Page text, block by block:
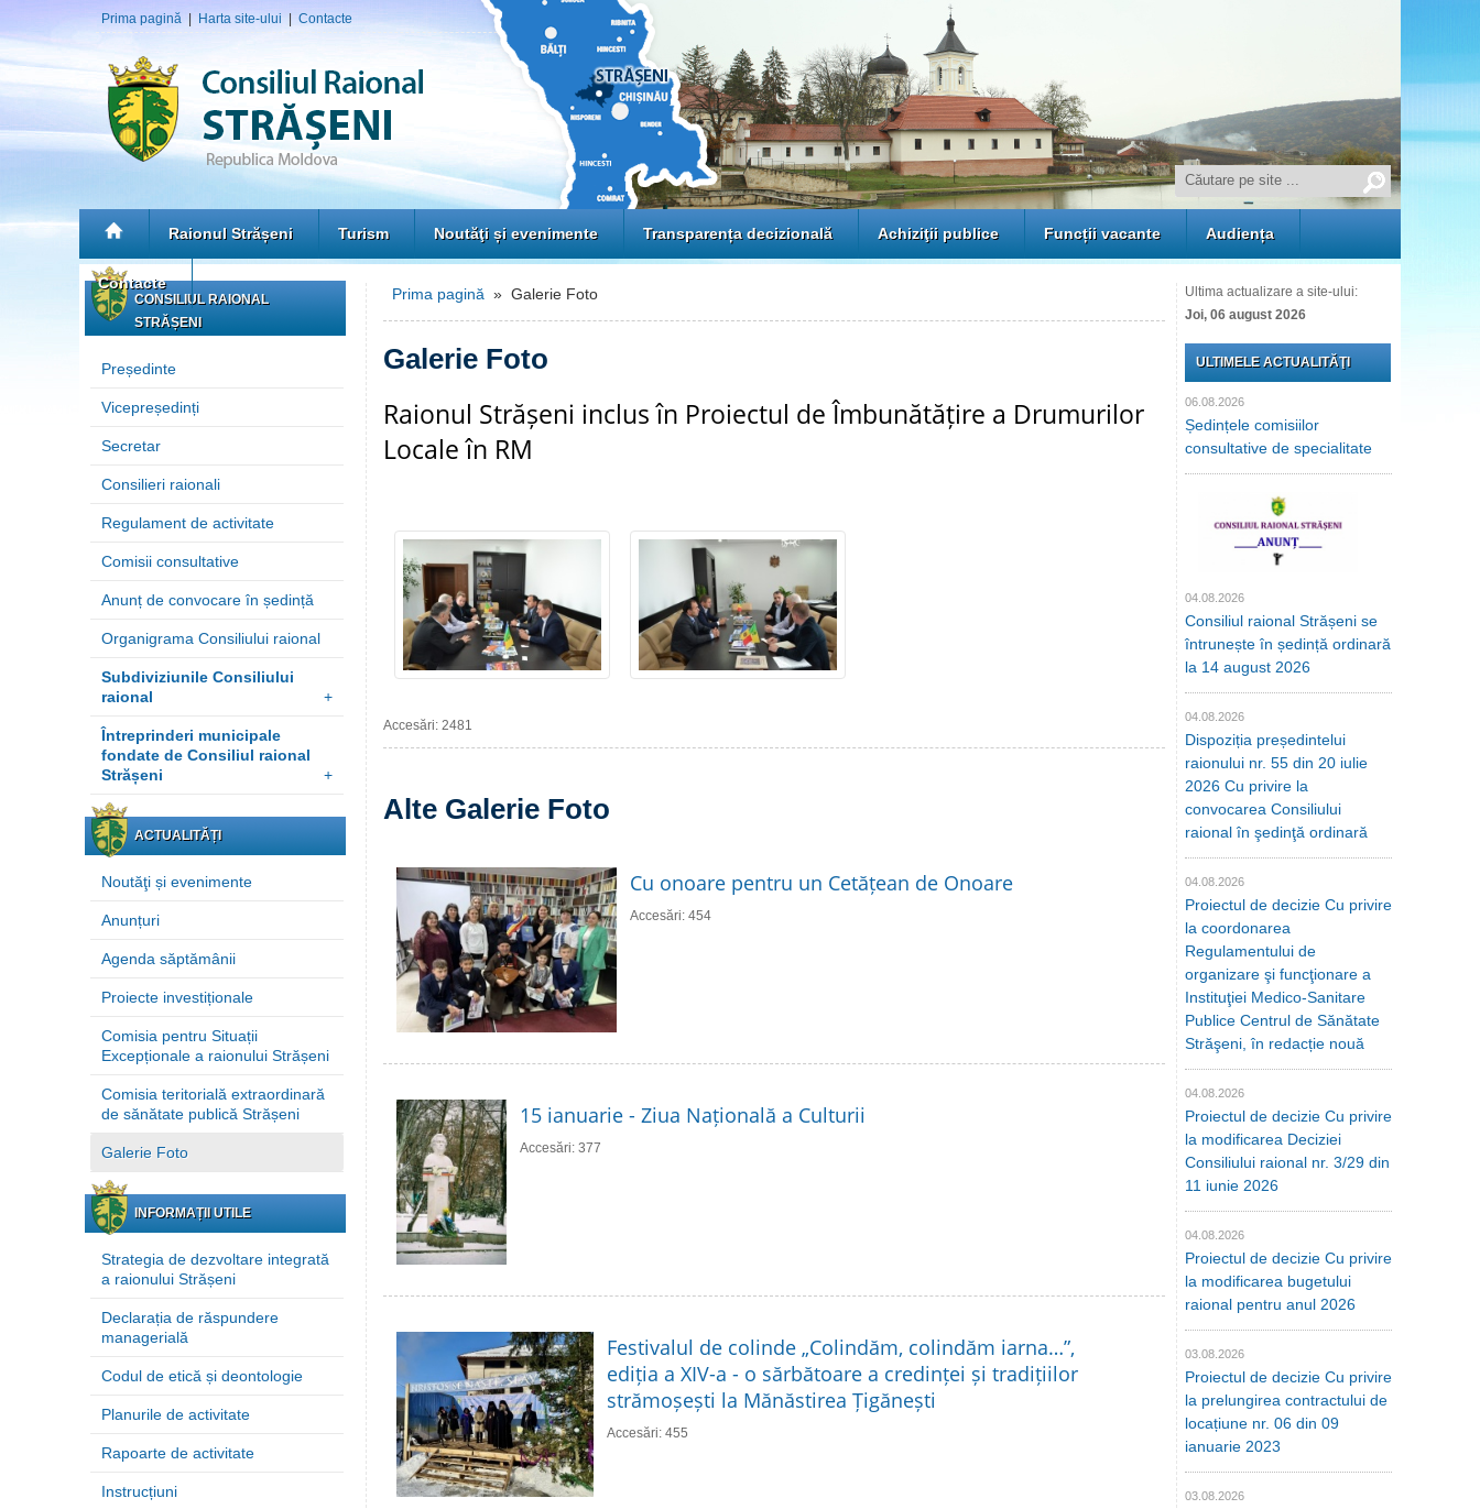
Prima pagină Harta site-ului Contacte
Raionul Strășeni Turism Noutăţi și evenimente Transparența decizională Achiziţii publice Funcții vacante Audiența
Contacte
CONSILIUL RAIONAL
STRĂȘENI
Președinte
Vicepreședinți
Secretar
Consilieri raionali
Regulament de activitate
Comisii consultative
Anunț de convocare în ședință
Organigrama Consiliului raional
Subdiviziunile Consiliului
raional
+
Întreprinderi municipale
fondate de Consiliul raional
Strășeni
+
ACTUALITĂȚI
Noutăţi și evenimente
Anunțuri
Agenda săptămânii
Proiecte investiționale
Comisia pentru Situații
Excepționale a raionului Strășeni
Comisia teritorială extraordinară
de sănătate publică Strășeni
Galerie Foto
INFORMAȚII UTILE
Strategia de dezvoltare integrată
a raionului Strășeni
Declarația de răspundere
managerială
Codul de etică și deontologie
Planurile de activitate
Rapoarte de activitate
Instrucțiuni
Prima pagină » Galerie Foto
Galerie Foto
Raionul Strășeni inclus în Proiectul de Îmbunătățire a Drumurilor
Locale în RM
Accesări: 2481
Alte Galerie Foto
Cu onoare pentru un Cetățean de Onoare
Accesări: 454
15 ianuarie - Ziua Națională a Culturii
Accesări: 377
Festivalul de colinde „Colindăm, colindăm iarna…”,
ediția a XIV-a - o sărbătoare a credinței și tradițiilor
strămoșești la Mănăstirea Țigănești
Accesări: 455
Ultima actualizare a site-ului:
Joi, 06 august 2026
ULTIMELE ACTUALITĂŢI
06.08.2026
Ședințele comisiilor
consultative de specialitate
04.08.2026
Consiliul raional Strășeni se
întrunește în ședință ordinară
la 14 august 2026
04.08.2026
Dispoziția președintelui
raionului nr. 55 din 20 iulie
2026 Cu privire la
convocarea Consiliului
raional în şedinţă ordinară
04.08.2026
Proiectul de decizie Cu privire
la coordonarea
Regulamentului de
organizare şi funcţionare a
Instituţiei Medico-Sanitare
Publice Centrul de Sănătate
Străşeni, în redacție nouă
04.08.2026
Proiectul de decizie Cu privire
la modificarea Deciziei
Consiliului raional nr. 3/29 din
11 iunie 2026
04.08.2026
Proiectul de decizie Cu privire
la modificarea bugetului
raional pentru anul 2026
03.08.2026
Proiectul de decizie Cu privire
la prelungirea contractului de
locațiune nr. 06 din 09
ianuarie 2023
03.08.2026